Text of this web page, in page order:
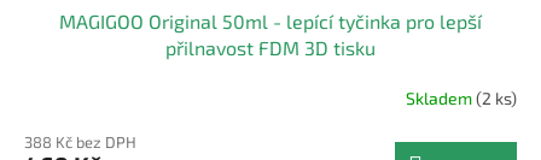
MAGIGOO Original 50ml - lepící tyčinka pro lepší
přilnavost FDM 3D tisku
Skladem(2 ks)
388 Kč bez DPH